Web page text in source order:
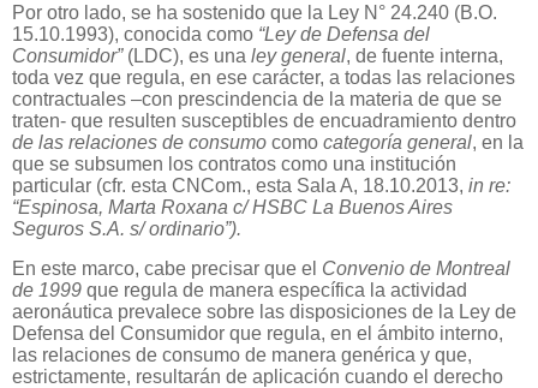
Por otro lado, se ha sostenido que la Ley N° 24.240 (B.O.
15.10.1993), conocida como “Ley de Defensa del
Consumidor” (LDC), es una ley general, de fuente interna,
toda vez que regula, en ese carácter, a todas las relaciones
contractuales –con prescindencia de la materia de que se
traten- que resulten susceptibles de encuadramiento dentro
de las relaciones de consumo como categoría general, en la
que se subsumen los contratos como una institución
particular (cfr. esta CNCom., esta Sala A, 18.10.2013, in re:
“Espinosa, Marta Roxana c/ HSBC La Buenos Aires
Seguros S.A. s/ ordinario”).
En este marco, cabe precisar que el Convenio de Montreal
de 1999 que regula de manera específica la actividad
aeronáutica prevalece sobre las disposiciones de la Ley de
Defensa del Consumidor que regula, en el ámbito interno,
las relaciones de consumo de manera genérica y que,
estrictamente, resultarán de aplicación cuando el derecho